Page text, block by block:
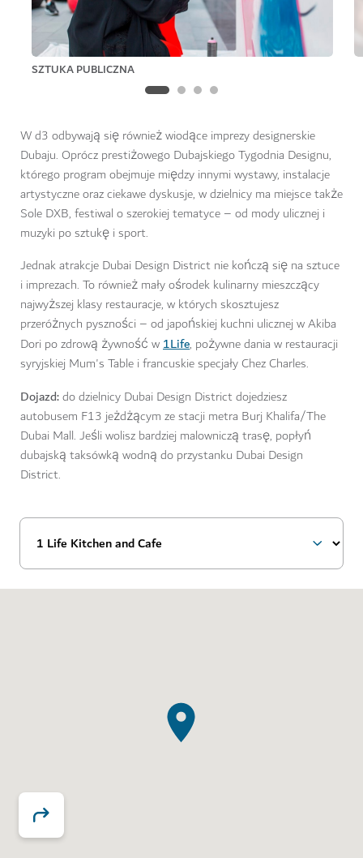
SZTUKA PUBLICZNA
W d3 odbywają się również wiodące imprezy designerskie
Dubaju. Oprócz prestiżowego Dubajskiego Tygodnia Designu,
którego program obejmuje między innymi wystawy, instalacje
artystyczne oraz ciekawe dyskusje, w dzielnicy ma miejsce także
Sole DXB, festiwal o szerokiej tematyce – od mody ulicznej i
muzyki po sztukę i sport.
Jednak atrakcje Dubai Design District nie kończą się na sztuce
i imprezach. To również mały ośrodek kulinarny mieszczący
najwyższej klasy restauracje, w których skosztujesz
przeróżnych pyszności – od japońskiej kuchni ulicznej w Akiba
Dori po zdrową żywność w1Life, pożywne dania w restauracji
syryjskiej Mum's Table i francuskie specjały Chez Charles.
Dojazd:do dzielnicy Dubai Design District dojedziesz
autobusem F13 jeżdżącym ze stacji metra Burj Khalifa/The
Dubai Mall. Jeśli wolisz bardziej malowniczą trasę, popłyń
dubajską taksówką wodną do przystanku Dubai Design
District.